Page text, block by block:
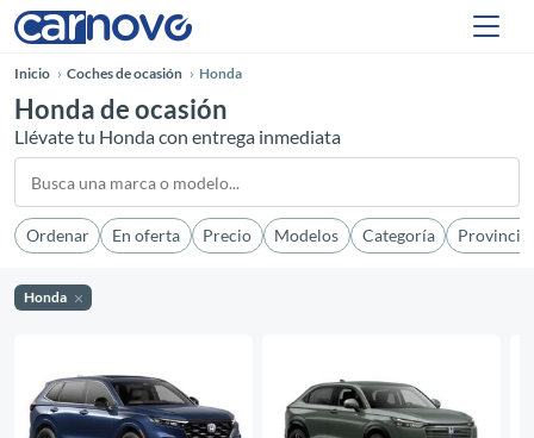
Inicio Coches de ocasión Honda
Honda de ocasión
Llévate tu Honda con entrega inmediata
Ordenar En oferta Precio Modelos Categoría Provincia
Honda